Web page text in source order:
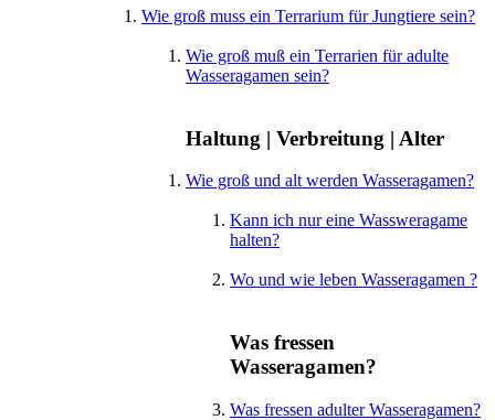
Wie groß muss ein Terrarium für Jungtiere sein?
Wie groß muß ein Terrarien für adulte
Wasseragamen sein?
Haltung | Verbreitung | Alter
Wie groß und alt werden Wasseragamen?
Kann ich nur eine Wassweragame
halten?
Wo und wie leben Wasseragamen ?
Was fressen
Wasseragamen?
Was fressen adulter Wasseragamen?